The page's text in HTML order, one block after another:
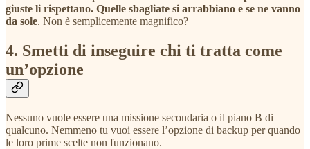
giuste li rispettano. Quelle sbagliate si arrabbiano e se ne vanno
da sole. Non è semplicemente magnifico?
4. Smetti di inseguire chi ti tratta come
un’opzione
Nessuno vuole essere una missione secondaria o il piano B di
qualcuno. Nemmeno tu vuoi essere l’opzione di backup per quando
le loro prime scelte non funzionano.